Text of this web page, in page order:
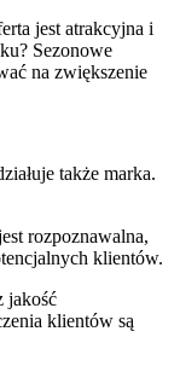
jest atrakcyjna i
Sezonowe
na zwiększenie
także marka.
rozpoznawalna,
klientów.
jakość
klientów są